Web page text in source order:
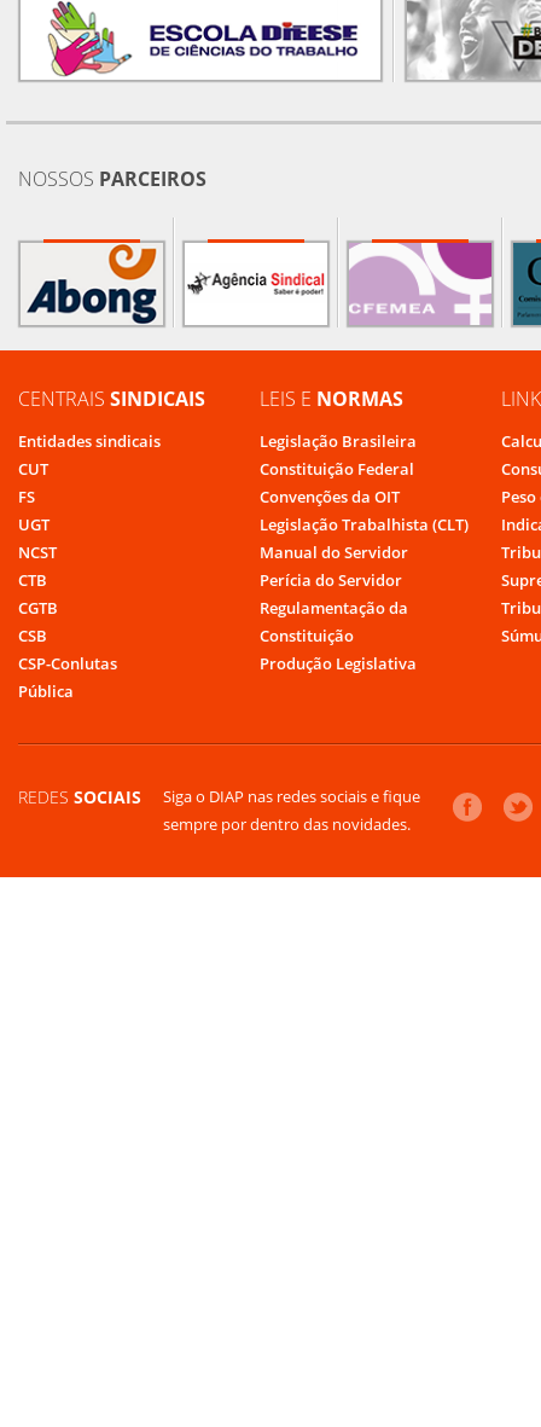
NOSSOS PARCEIROS
CENTRAIS SINDICAIS
Entidades sindicais
CUT
FS
UGT
NCST
CTB
CGTB
CSB
CSP-Conlutas
Pública
LEIS E NORMAS
Legislação Brasileira
Constituição Federal
Convenções da OIT
Legislação Trabalhista (CLT)
Manual do Servidor
Perícia do Servidor
Regulamentação da
Constituição
Produção Legislativa
REDES SOCIAIS
Siga o DIAP nas redes sociais e fique
sempre por dentro das novidades.